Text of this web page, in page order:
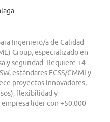
Ingeniero/a de Calidad
Group, especializado en
y seguridad. Requiere +4
estándares ECSS/CMMI y
proyectos innovadores,
flexibilidad y
líder con +50.000